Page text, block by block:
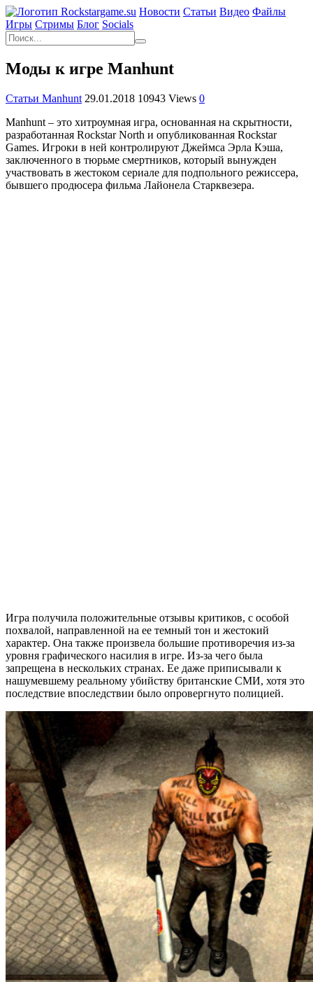
Новости Статьи Видео Файлы
Игры Cтримы Блог Socials
Моды к игре Manhunt
Статьи Manhunt 29.01.2018 10943 Views 0
Manhunt – это хитроумная игра, основанная на скрытности,
разработанная Rockstar North и опубликованная Rockstar
Games. Игроки в ней контролируют Джеймса Эрла Кэша,
заключенного в тюрьме смертников, который вынужден
участвовать в жестоком сериале для подпольного режиссера,
бывшего продюсера фильма Лайонела Старквезера.
Игра получила положительные отзывы критиков, с особой
похвалой, направленной на ее темный тон и жестокий
характер. Она также произвела большие противоречия из-за
уровня графического насилия в игре. Из-за чего была
запрещена в нескольких странах. Ее даже приписывали к
нашумевшему реальному убийству британские СМИ, хотя это
последствие впоследствии было опровергнуто полицией.